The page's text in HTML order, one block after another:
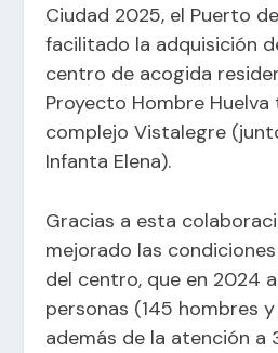
Ciudad 2025, el Puerto
facilitado la adquisición
centro de acogida
Proyecto Hombre Huelva
complejo Vistalegre
Infanta Elena).
Gracias a esta
mejorado las
del centro, que en 2024
personas (145 hombres
además de la atención a